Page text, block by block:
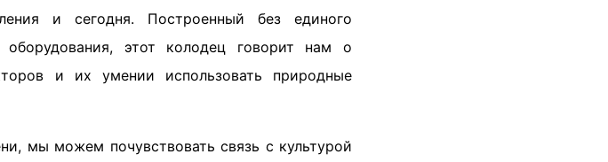
и сегодня. Построенный без единого
этот колодец говорит нам о
и их умении использовать природные
мы можем почувствовать связь с культурой